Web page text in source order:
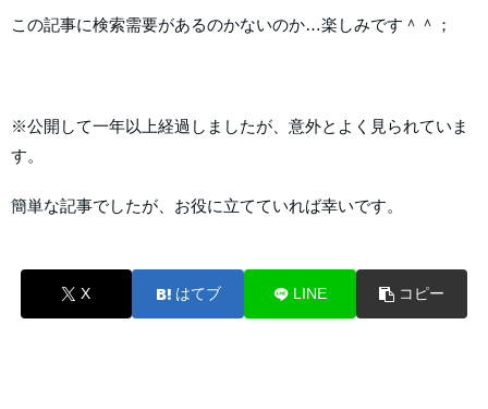
この記事に検索需要があるのかないのか…楽しみです＾＾；
※公開して一年以上経過しましたが、意外とよく見られていま
す。
簡単な記事でしたが、お役に立てていれば幸いです。
X はてブ LINE コピー